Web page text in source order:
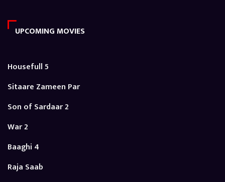
UPCOMING MOVIES
Housefull 5
Sitaare Zameen Par
Son of Sardaar 2
War 2
Baaghi 4
Raja Saab